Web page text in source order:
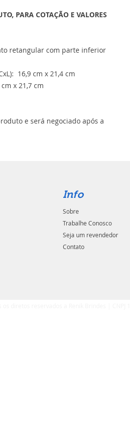
PARA COTAÇÃO E VALORES
retangular com parte inferior
16,9 cm x 21,4 cm
x 21,7 cm
e será negociado após a
Info
Sobre
Trabalhe Conosco
Seja um revendedor
Contato